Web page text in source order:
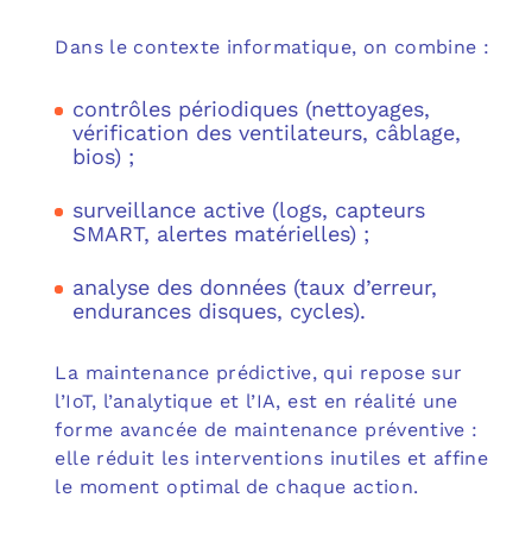
Dans le contexte informatique, on combine :
contrôles périodiques (nettoyages,
vérification des ventilateurs, câblage,
bios) ;
surveillance active (logs, capteurs
SMART, alertes matérielles) ;
analyse des données (taux d’erreur,
endurances disques, cycles).
La maintenance prédictive, qui repose sur
l’IoT, l’analytique et l’IA, est en réalité une
forme avancée de maintenance préventive :
elle réduit les interventions inutiles et affine
le moment optimal de chaque action.